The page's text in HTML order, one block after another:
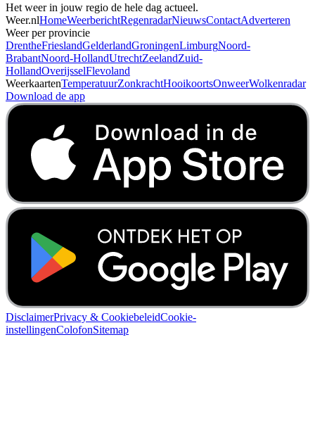
Het weer in jouw regio de hele dag actueel.
Weer.nlHomeWeerberichtRegenradarNieuwsContactAdverteren
Weer per provincie
DrentheFrieslandGelderlandGroningenLimburgNoord-
BrabantNoord-HollandUtrechtZeelandZuid-
HollandOverijsselFlevoland
WeerkaartenTemperatuurZonkrachtHooikoortsOnweerWolkenradar
Download de app
DisclaimerPrivacy & CookiebeleidCookie-
instellingenColofonSitemap